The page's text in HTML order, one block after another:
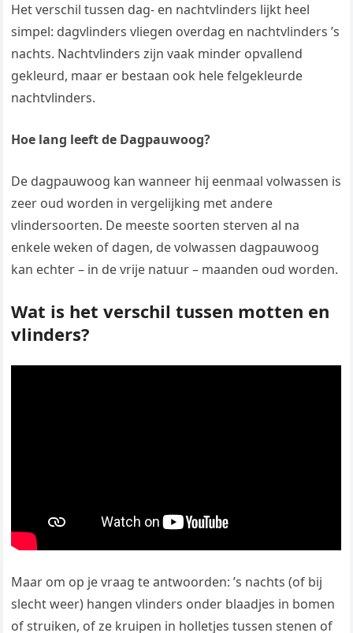
Het verschil tussen dag- en nachtvlinders lijkt heel
simpel: dagvlinders vliegen overdag en nachtvlinders ’s
nachts. Nachtvlinders zijn vaak minder opvallend
gekleurd, maar er bestaan ook hele felgekleurde
nachtvlinders.
Hoe lang leeft de Dagpauwoog?
De dagpauwoog kan wanneer hij eenmaal volwassen is
zeer oud worden in vergelijking met andere
vlindersoorten. De meeste soorten sterven al na
enkele weken of dagen, de volwassen dagpauwoog
kan echter – in de vrije natuur – maanden oud worden.
Wat is het verschil tussen motten en
vlinders?
Maar om op je vraag te antwoorden: ’s nachts (of bij
slecht weer) hangen vlinders onder blaadjes in bomen
of struiken, of ze kruipen in holletjes tussen stenen of